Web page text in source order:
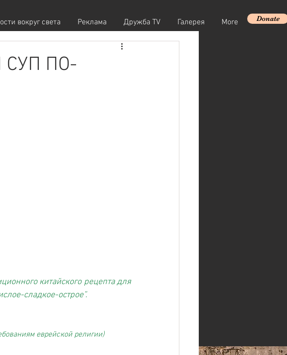
вокруг света Реклама Дружба TV Галерея More Donate
ПО-
китайского рецепта для
сладкое-острое”.
еврейской религии)